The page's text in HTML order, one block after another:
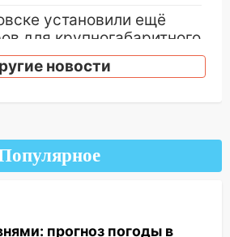
установили ещё
для крупногабаритного
прибор для
могут вернуть деньги
фитнес-
новости
прогноз погоды в